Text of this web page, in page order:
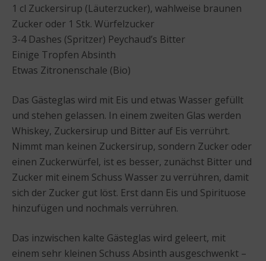
1 cl Zuckersirup (Läuterzucker), wahlweise braunen
Zucker oder 1 Stk. Würfelzucker
3-4 Dashes (Spritzer) Peychaud’s Bitter
Einige Tropfen Absinth
Etwas Zitronenschale (Bio)
Das Gästeglas wird mit Eis und etwas Wasser gefüllt
und stehen gelassen. In einem zweiten Glas werden
Whiskey, Zuckersirup und Bitter auf Eis verrührt.
Nimmt man keinen Zuckersirup, sondern Zucker oder
einen Zuckerwürfel, ist es besser, zunächst Bitter und
Zucker mit einem Schuss Wasser zu verrühren, damit
sich der Zucker gut löst. Erst dann Eis und Spirituose
hinzufügen und nochmals verrühren.
Das inzwischen kalte Gästeglas wird geleert, mit
einem sehr kleinen Schuss Absinth ausgeschwenkt –